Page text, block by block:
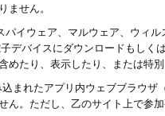
ません。
パイウェア、マルウェア、ウィ
デバイスにダウンロードもし
めたり、表示したり、または特
まれたアプリ内ウェブブラウ
ん。ただし、乙のサイト上で参